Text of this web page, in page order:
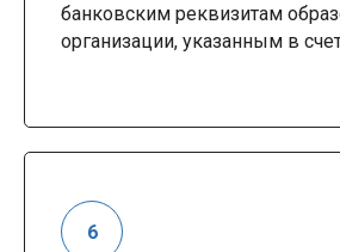
банковским реквизитам
организации, указанным в